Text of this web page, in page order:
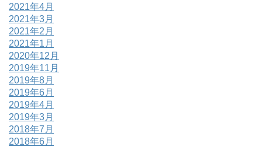
2021年4月
2021年3月
2021年2月
2021年1月
2020年12月
2019年11月
2019年8月
2019年6月
2019年4月
2019年3月
2018年7月
2018年6月